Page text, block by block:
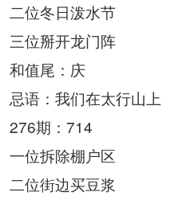
二位冬日泼水节
三位掰开龙门阵
和值尾：庆
忌语：我们在太行山上
276期：714
一位拆除棚户区
二位街边买豆浆